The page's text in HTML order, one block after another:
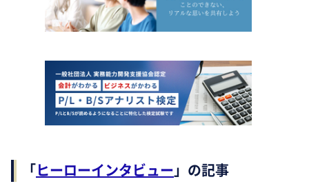
「ヒーローインタビュー」の記事